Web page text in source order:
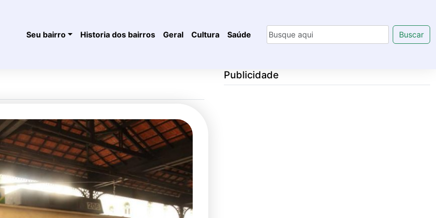
Seu bairro Historia dos bairros Geral Cultura Saúde Buscar
Publicidade